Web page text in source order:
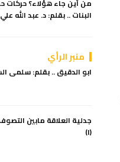
من أين جاء هؤلاء؟ حركات
البنات .. بقلم: د. عبد الله
منبر الرأي
ابو الدقيق .. بقلم: سلمى
جدلية العلاقة مابين
(١)